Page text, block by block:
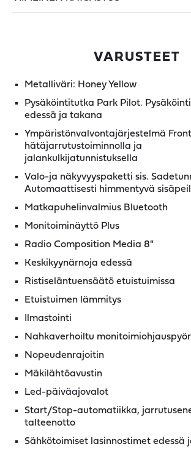
VARUSTEET
Metalliväri: Honey Yellow
Pysäköintitutka Park Pilot.
edessä ja takana
Ympäristönvalvontajärjestelmä
hätäjarrutustoiminnolla ja
jalankulkijatunnistuksella
Valo-ja näkyvyyspaketti sis.
Automaattisesti himmentyvä
Matkapuhelinvalmius Bluetooth
Monitoiminäyttö Plus
Radio Composition Media 8"
Keskikyynärnoja edessä
Ristiseläntuensäätö etuistuimissa
Etuistuimen lämmitys
Ilmastointi
Nahkaverhoiltu
Nopeudenrajoitin
Mäkilähtöavustin
Led-päiväajovalot
Start/Stop-automatiikka,
talteenotto
Sähkötoimiset lasinnostimet edessä